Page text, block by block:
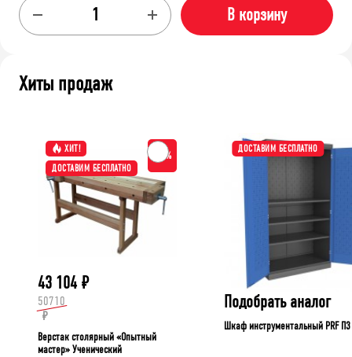
В корзину
Хиты продаж
ХИТ!
ДОСТАВИМ БЕСПЛАТНО
-15%
43 104 ₽
50710
₽
Верстак столярный «Опытный
мастер» Ученический
ДОСТАВИМ БЕСПЛАТНО
Подобрать аналог
Шкаф инструментальный PRF П3